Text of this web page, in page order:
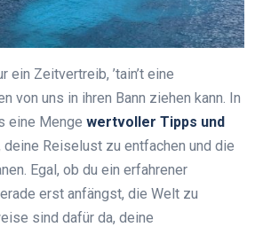
ein Zeitvertreib, ’tain’t eine
von uns in ihren Bann ziehen kann. In
eine Menge wertvoller Tipps und
deine Reiselust zu entfachen und die
Egal, ob du ein erfahrener
erst anfängst, die Welt zu
sind dafür da, deine